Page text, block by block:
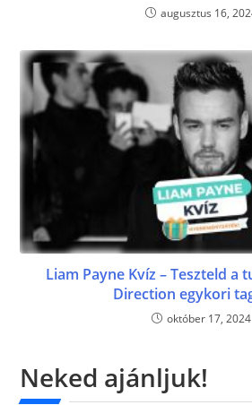
augusztus 16,
Liam Payne Kvíz – Teszteld a
Direction egykori
október 17, 2024
Neked ajánljuk!